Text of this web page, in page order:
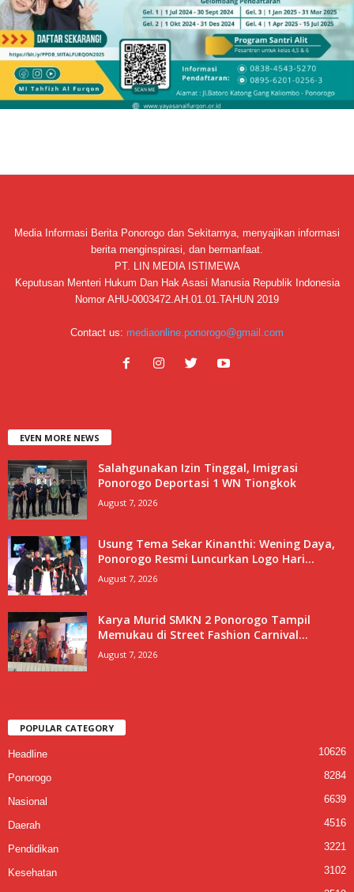
Media Informasi Berita Ponorogo dan Sekitarnya, menyajikan informasi
berita menginspirasi, dan bermanfaat.
PT. LIN MEDIA ISTIMEWA
Keputusan Menteri Hukum Dan Hak Asasi Manusia Republik Indonesia
Nomor AHU-0003472.AH.01.01.TAHUN 2019
Contact us: mediaonline.ponorogo@gmail.com
EVEN MORE NEWS
Salahgunakan Izin Tinggal, Imigrasi
Ponorogo Deportasi 1 WN Tiongkok
August 7, 2026
Usung Tema Sekar Kinanthi: Wening Daya,
Ponorogo Resmi Luncurkan Logo Hari...
August 7, 2026
Karya Murid SMKN 2 Ponorogo Tampil
Memukau di Street Fashion Carnival...
August 7, 2026
POPULAR CATEGORY
Headline 10626
Ponorogo 8284
Nasional 6639
Daerah 4516
Pendidikan 3221
Kesehatan 3102